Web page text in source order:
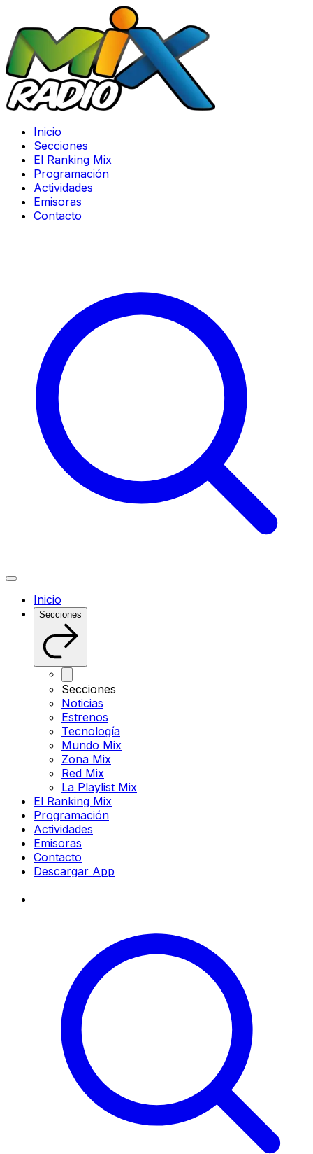
Inicio
Secciones
El Ranking Mix
Programación
Actividades
Emisoras
Contacto
Inicio
Secciones
Secciones
Noticias
Estrenos
Tecnología
Mundo Mix
Zona Mix
Red Mix
La Playlist Mix
El Ranking Mix
Programación
Actividades
Emisoras
Contacto
Descargar App